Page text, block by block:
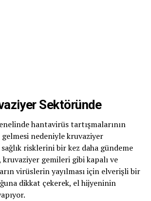
Sektöründe
hantavirüs tartışmalarının
nedeniyle kruvaziyer
risklerini bir kez daha gündeme
kruvaziyer gemileri gibi kapalı ve
virüslerin yayılması için elverişli bir
dikkat çekerek, el hijyeninin